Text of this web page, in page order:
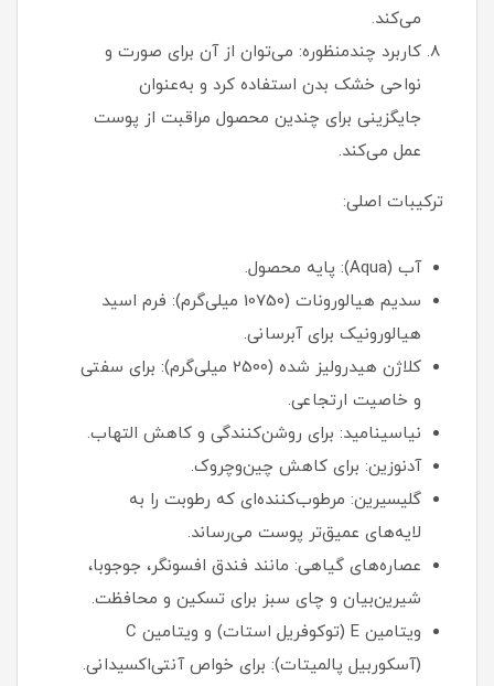
می‌کند.
کاربرد چندمنظوره: می‌توان از آن برای صورت و
نواحی خشک بدن استفاده کرد و به‌عنوان
جایگزینی برای چندین محصول مراقبت از پوست
عمل می‌کند.
ترکیبات اصلی:
آب (Aqua): پایه محصول.
سدیم هیالورونات (10750 میلی‌گرم): فرم اسید
هیالورونیک برای آبرسانی.
کلاژن هیدرولیز شده (2500 میلی‌گرم): برای سفتی
و خاصیت ارتجاعی.
نیاسینامید: برای روشن‌کنندگی و کاهش التهاب.
آدنوزین: برای کاهش چین‌وچروک.
گلیسیرین: مرطوب‌کننده‌ای که رطوبت را به
لایه‌های عمیق‌تر پوست می‌رساند.
عصاره‌های گیاهی: مانند فندق افسونگر، جوجوبا،
شیرین‌بیان و چای سبز برای تسکین و محافظت.
ویتامین E (توکوفریل استات) و ویتامین C
(آسکوربیل پالمیتات): برای خواص آنتی‌اکسیدانی.